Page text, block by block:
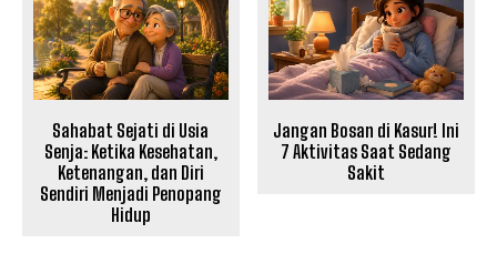
Sahabat Sejati di Usia
Senja: Ketika Kesehatan,
Ketenangan, dan Diri
Sendiri Menjadi Penopang
Hidup
Jangan Bosan di Kasur! Ini
7 Aktivitas Saat Sedang
Sakit